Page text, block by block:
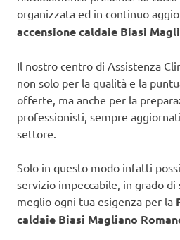
organizzata ed in continuo
accensione caldaie Biasi
Il nostro centro di Assistenza
non solo per la qualità e la
offerte, ma anche per la
professionisti, sempre
settore.
Solo in questo modo infatti
servizio impeccabile, in grado di
meglio ogni tua esigenza per la
caldaie Biasi Magliano